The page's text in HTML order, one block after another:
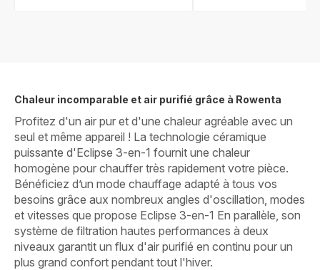
Chaleur incomparable et air purifié grâce à Rowenta
Profitez d'un air pur et d'une chaleur agréable avec un
seul et même appareil ! La technologie céramique
puissante d'Eclipse 3-en-1 fournit une chaleur
homogène pour chauffer très rapidement votre pièce.
Bénéficiez d’un mode chauffage adapté à tous vos
besoins grâce aux nombreux angles d'oscillation, modes
et vitesses que propose Eclipse 3-en-1 En parallèle, son
système de filtration hautes performances à deux
niveaux garantit un flux d'air purifié en continu pour un
plus grand confort pendant tout l'hiver.